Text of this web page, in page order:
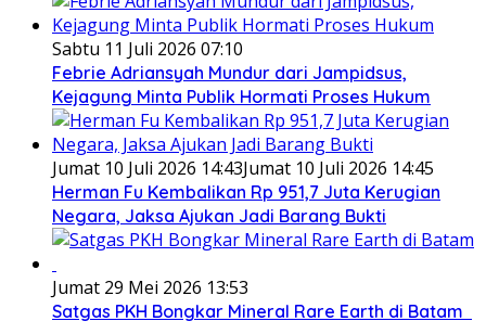
Sabtu 11 Juli 2026 07:10
Febrie Adriansyah Mundur dari Jampidsus,
Kejagung Minta Publik Hormati Proses Hukum
Jumat 10 Juli 2026 14:43Jumat 10 Juli 2026 14:45
Herman Fu Kembalikan Rp 951,7 Juta Kerugian
Negara, Jaksa Ajukan Jadi Barang Bukti
Jumat 29 Mei 2026 13:53
Satgas PKH Bongkar Mineral Rare Earth di Batam